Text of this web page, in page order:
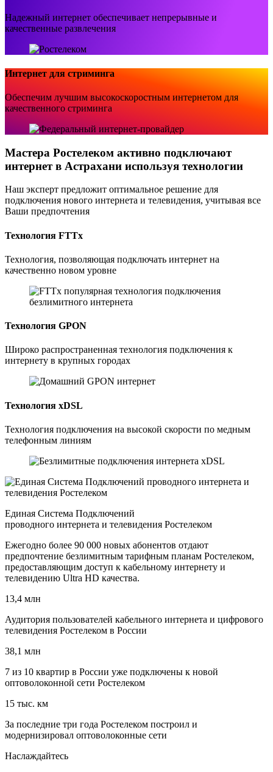
Надежный интернет обеспечивает непрерывные и
качественные развлечения
Интернет для стриминга
Обеспечим лучшим высокоскоростным интернетом для
качественного стриминга
Мастера Ростелеком активно подключают
интернет в Астрахани используя технологии
Наш эксперт предложит оптимальное решение для
подключения нового интернета и телевидения, учитывая все
Ваши предпочтения
Технология FTTx
Технология, позволяющая подключать интернет на
качественно новом уровне
Технология GPON
Широко распространенная технология подключения к
интернету в крупных городах
Технология xDSL
Технология подключения на высокой скорости по медным
телефонным линиям
Единая Система Подключений
проводного интернета и телевидения Ростелеком
Ежегодно более 90 000 новых абонентов отдают
предпочтение безлимитным тарифным планам Ростелеком,
предоставляющим доступ к кабельному интернету и
телевидению Ultra HD качества.
13,4 млн
Аудитория пользователей кабельного интернета и цифрового
телевидения Ростелеком в России
38,1 млн
7 из 10 квартир в России уже подключены к новой
оптоволоконной сети Ростелеком
15 тыс. км
За последние три года Ростелеком построил и
модернизировал оптоволоконные сети
Наслаждайтесь